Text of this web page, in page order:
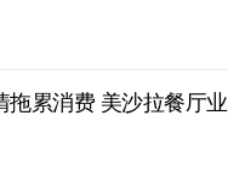
拖累消费 美沙拉餐厅业